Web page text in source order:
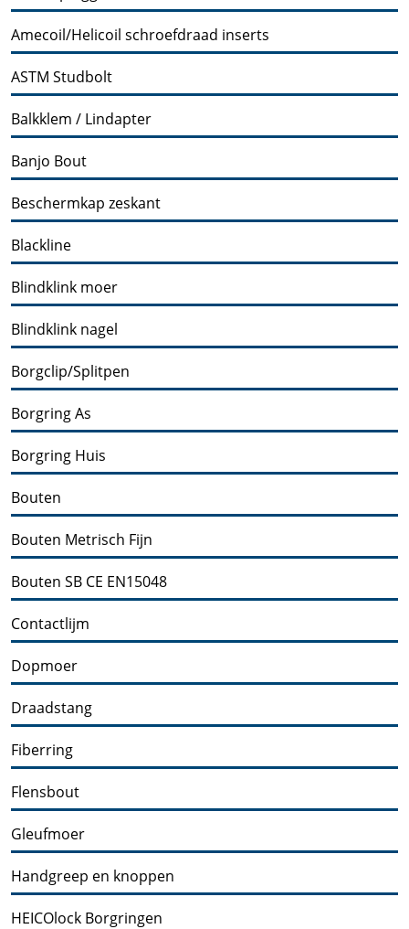
Amecoil/Helicoil schroefdraad inserts
ASTM Studbolt
Balkklem / Lindapter
Banjo Bout
Beschermkap zeskant
Blackline
Blindklink moer
Blindklink nagel
Borgclip/Splitpen
Borgring As
Borgring Huis
Bouten
Bouten Metrisch Fijn
Bouten SB CE EN15048
Contactlijm
Dopmoer
Draadstang
Fiberring
Flensbout
Gleufmoer
Handgreep en knoppen
HEICOlock Borgringen